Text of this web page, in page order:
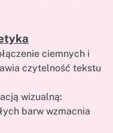
ciemnych i
czytelność tekstu
wizualną:
barw wzmacnia